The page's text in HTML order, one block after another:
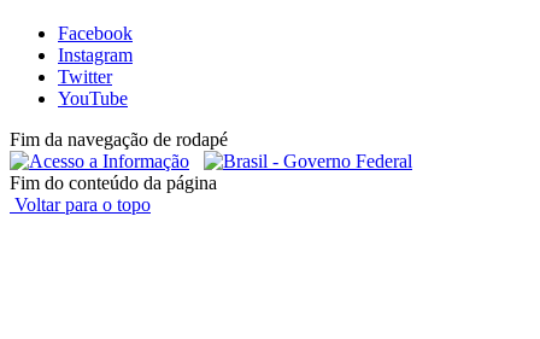
Facebook
Instagram
Twitter
YouTube
Fim da navegação de rodapé
Fim do conteúdo da página
Voltar para o topo